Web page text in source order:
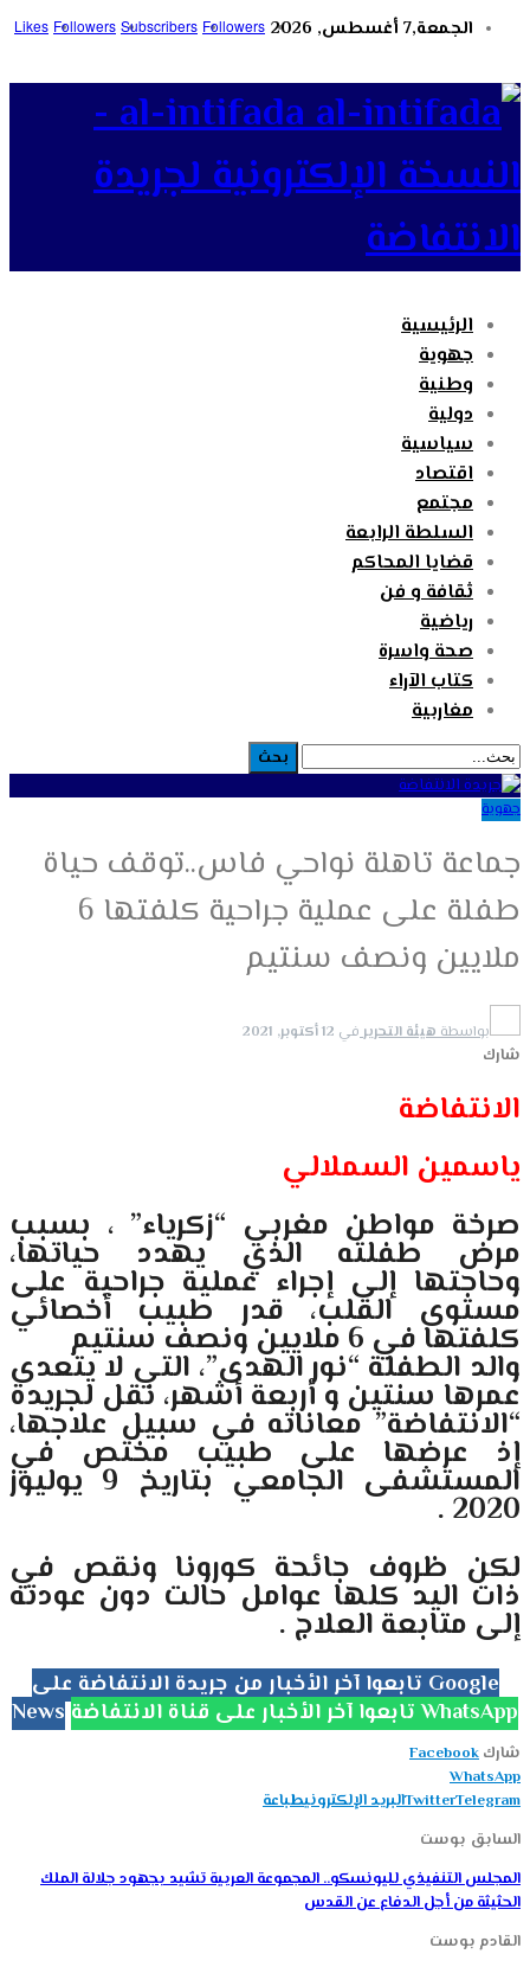
Likes Followers Subscribers Followers الجمعة,7 أغسطس, 2026
al-intifada -
النسخة الإلكترونية لجريدة
الانتفاضة
الرئيسية
جهوية
وطنية
دولية
سياسية
اقتصاد
مجتمع
السلطة الرابعة
قضايا المحاكم
ثقافة و فن
رياضية
صحة واسرة
كتاب الآراء
مغاربية
جهوية
جماعة تاهلة نواحي فاس..توقف حياة
طفلة على عملية جراحية كلفتها 6
ملايين ونصف سنتيم
بواسطةهيئة التحرير في 12 أكتوبر, 2021
شارك
الانتفاضة
ياسمين السملالي
صرخة مواطن مغربي “زكرياء” ، بسبب
مرض طفلته الذي يهدد حياتها،
وحاجتها إلى إجراء عملية جراحية على
مستوى القلب، قدر طبيب أخصائي
كلفتها في 6 ملايين ونصف سنتيم
والد الطفلة “نور الهدى”، التي لا يتعدى
عمرها سنتين و أربعة أشهر، نقل لجريدة
“الانتفاضة” معاناته في سبيل علاجها،
إذ عرضها على طبيب مختص في
المستشفى الجامعي بتاريخ 9 يوليوز
2020 .
لكن ظروف جائحة كورونا ونقص في
ذات اليد كلها عوامل حالت دون عودته
إلى متابعة العلاج .
تابعوا آخر الأخبار من جريدة الانتفاضة على Google
News
تابعوا آخر الأخبار على قناة الانتفاضة WhatsApp
شارك Facebook
WhatsApp
TwitterTelegram البريد الإلكترونيطباعة
السابق بوست
المجلس التنفيذي لليونسكو.. المجموعة العربية تشيد بجهود جلالة الملك
الحثيثة من أجل الدفاع عن القدس
القادم بوست